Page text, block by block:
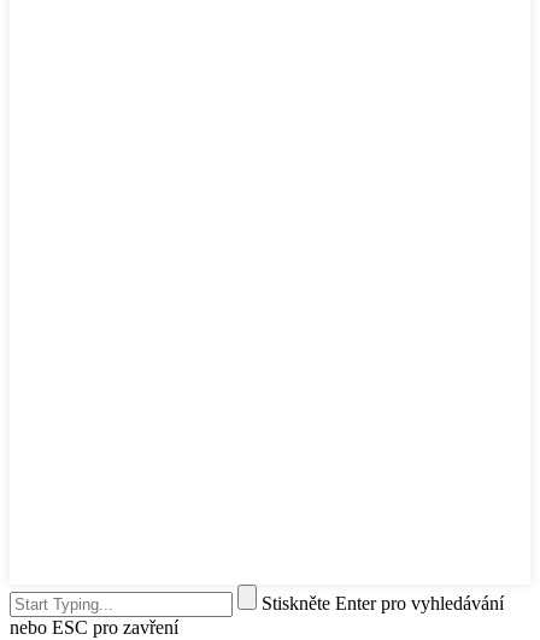
Stiskněte Enter pro vyhledávání
nebo ESC pro zavření